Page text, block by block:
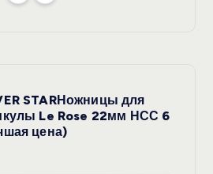
STARНожницы для
Le Rose 22мм НСС 6
цена)